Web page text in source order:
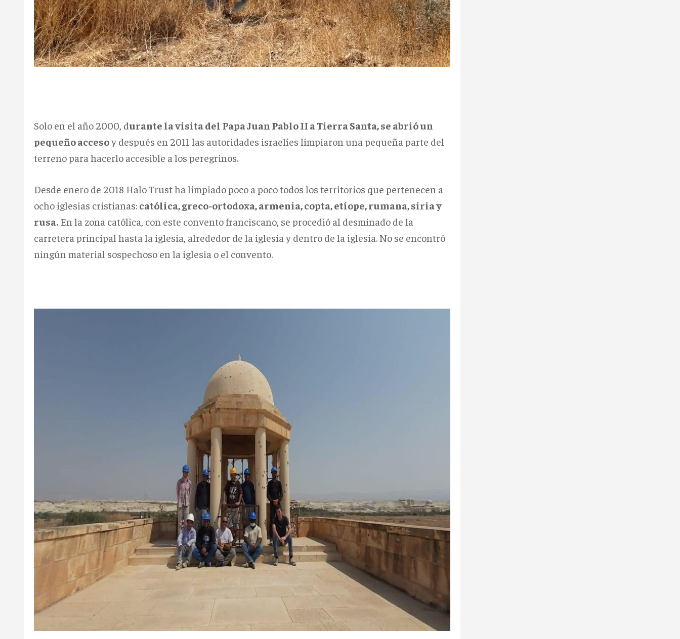
Solo en el año 2000, durante la visita del Papa Juan Pablo II a Tierra Santa, se abrió un
pequeño accesoy después en 2011 las autoridades israelíes limpiaron una pequeña parte del
terreno para hacerlo accesible a los peregrinos.
Desde enero de 2018 Halo Trust ha limpiado poco a poco todos los territorios que pertenecen a
ocho iglesias cristianas: católica, greco-ortodoxa, armenia, copta, etíope, rumana, siria y
rusa. En la zona católica, con este convento franciscano, se procedió al desminado de la
carretera principal hasta la iglesia, alrededor de la iglesia y dentro de la iglesia. No se encontró
ningún material sospechoso en la iglesia o el convento.